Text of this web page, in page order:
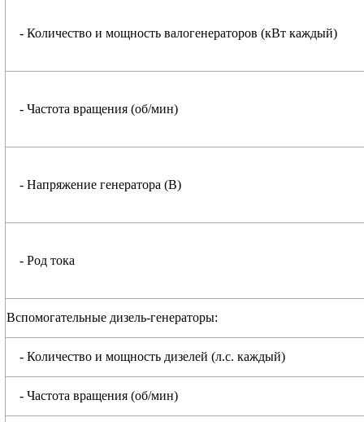
- Количество и мощность валогенераторов (кВт каждый)
- Частота вращения (об/мин)
- Напряжение генератора (В)
- Род тока
Вспомогательные дизель-генераторы:
- Количество и мощность дизелей (л.с. каждый)
- Частота вращения (об/мин)